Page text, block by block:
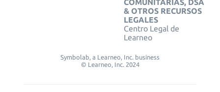
COMUNITARIAS, DSA
& OTROS RECURSOS
LEGALES
Centro Legal de
Learneo
Symbolab, a Learneo, Inc. business
© Learneo, Inc. 2024